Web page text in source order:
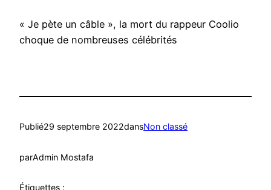
« Je pète un câble », la mort du rappeur Coolio
choque de nombreuses célébrités
Publié29 septembre 2022dansNon classé
parAdmin Mostafa
Étiquettes :